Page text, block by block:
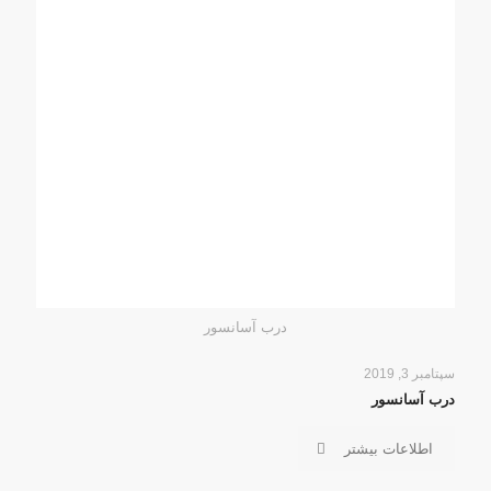
درب آسانسور
سپتامبر 3, 2019
درب آسانسور
اطلاعات بیشتر